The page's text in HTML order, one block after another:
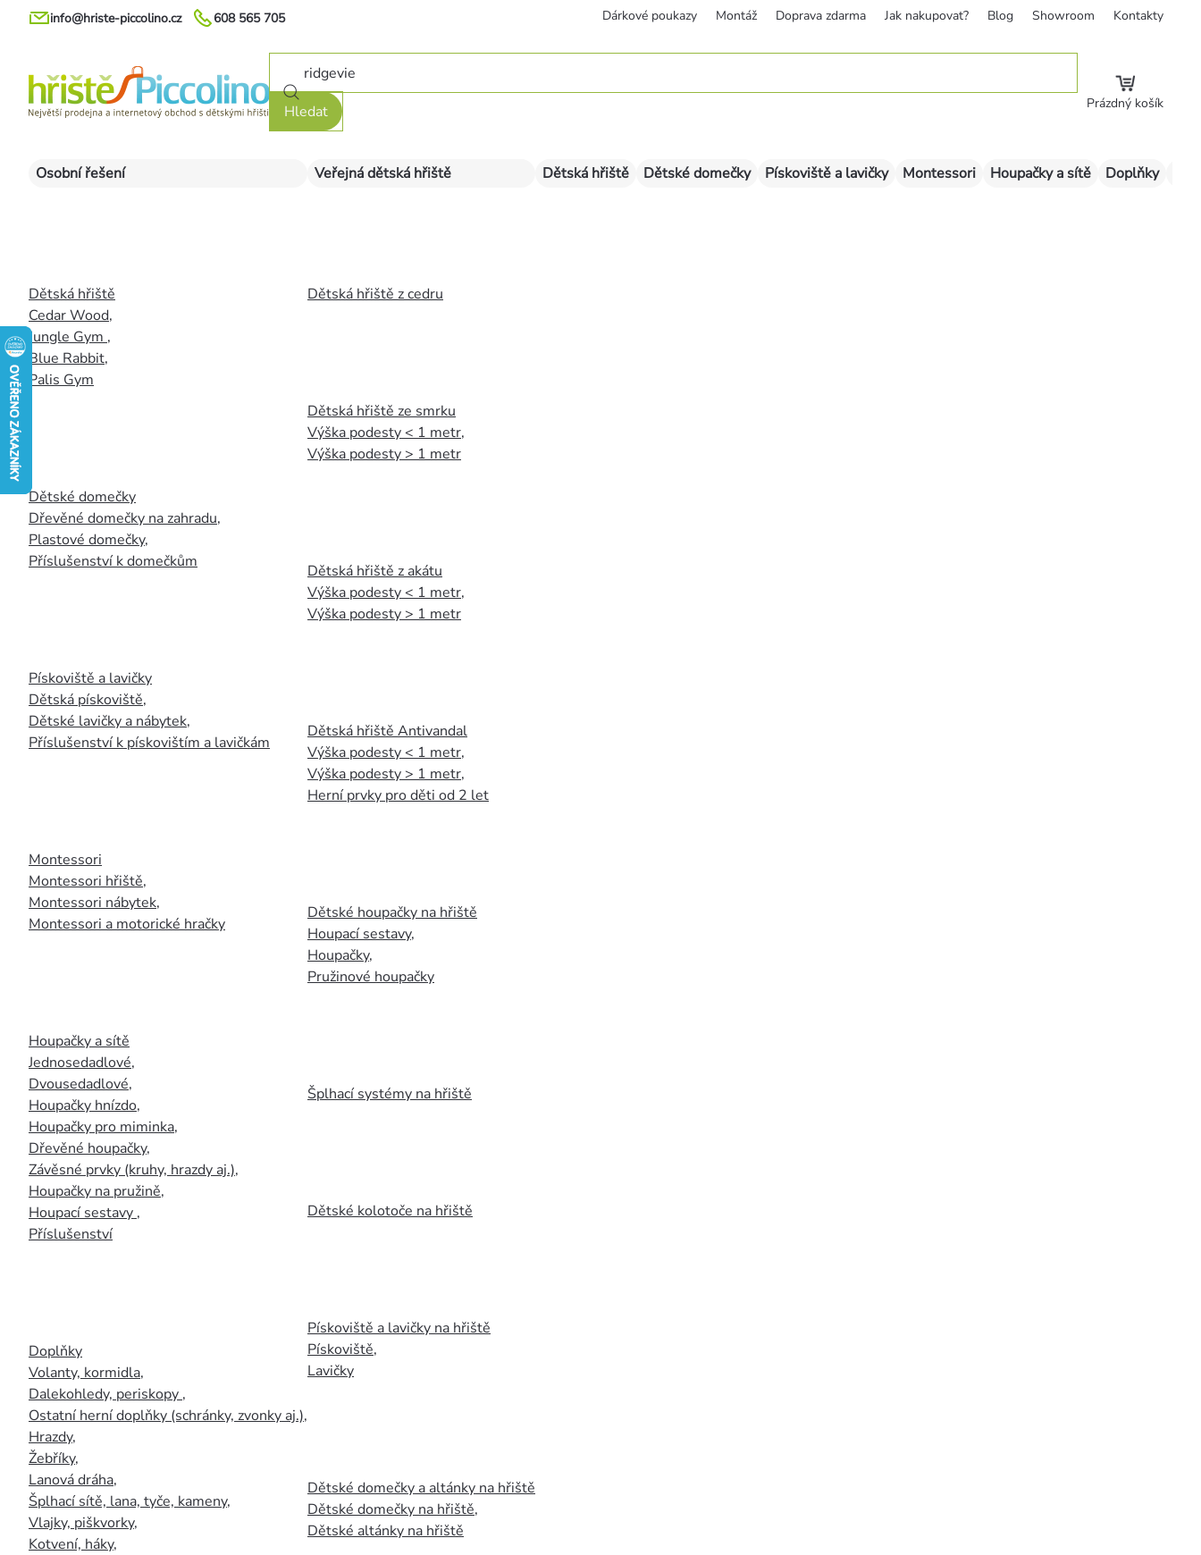
Přejít
608 565 705
info@hriste-piccolino.cz Dárkové poukazy Montáž Doprava zdarma Jak nakupovat? Blog Showroom Kontakty
Hledat Prázdný košík
Osobní řešení
Dětská hřiště
Cedar Wood,
Jungle Gym ,
Blue Rabbit,
Palis Gym
Dětské domečky
Dřevěné domečky na zahradu,
Plastové domečky,
Příslušenství k domečkům
Pískoviště a lavičky
Dětská pískoviště,
Dětské lavičky a nábytek,
Příslušenství k pískovištím a lavičkám
Montessori
Montessori hřiště,
Montessori nábytek,
Montessori a motorické hračky
Houpačky a sítě
Jednosedadlové,
Dvousedadlové,
Houpačky hnízdo,
Houpačky pro miminka,
Dřevěné houpačky,
Závěsné prvky (kruhy, hrazdy aj.),
Houpačky na pružině,
Houpací sestavy ,
Příslušenství
Doplňky
Volanty, kormidla,
Dalekohledy, periskopy ,
Ostatní herní doplňky (schránky, zvonky aj.),
Hrazdy,
Žebříky,
Lanová dráha,
Šplhací sítě, lana, tyče, kameny,
Vlajky, piškvorky,
Kotvení, háky,
Veřejná dětská hřiště
Dětská hřiště z cedru
Dětská hřiště ze smrku
Výška podesty < 1 metr,
Výška podesty > 1 metr
Dětská hřiště z akátu
Výška podesty < 1 metr,
Výška podesty > 1 metr
Dětská hřiště Antivandal
Výška podesty < 1 metr,
Výška podesty > 1 metr,
Herní prvky pro děti od 2 let
Dětské houpačky na hřiště
Houpací sestavy,
Houpačky,
Pružinové houpačky
Šplhací systémy na hřiště
Dětské kolotoče na hřiště
Pískoviště a lavičky na hřiště
Pískoviště,
Lavičky
Dětské domečky a altánky na hřiště
Dětské domečky na hřiště,
Dětské altánky na hřiště
Dětská hřiště Dětské domečky Pískoviště a lavičky Montessori Houpačky a sítě Doplňky